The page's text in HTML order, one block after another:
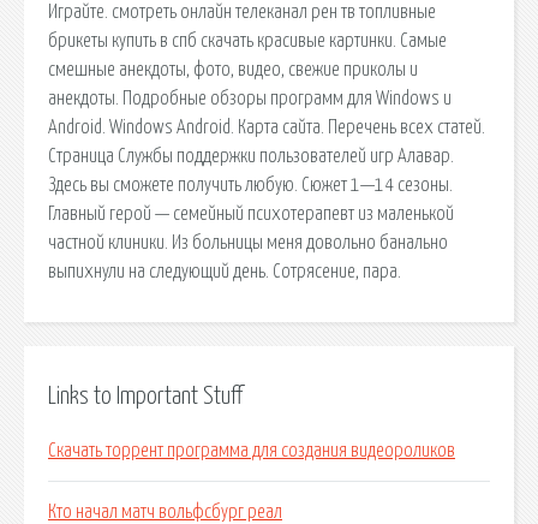
Играйте. смотреть онлайн телеканал рен тв топливные
брикеты купить в спб скачать красивые картинки. Самые
смешные анекдоты, фото, видео, свежие приколы и
анекдоты. Подробные обзоры программ для Windows и
Android. Windows Android. Карта сайта. Перечень всех статей.
Страница Службы поддержки пользователей игр Алавар.
Здесь вы сможете получить любую. Сюжет 1—14 сезоны.
Главный герой — семейный психотерапевт из маленькой
частной клиники. Из больницы меня довольно банально
выпихнули на следующий день. Сотрясение, пара.
Links to Important Stuff
Скачать торрент программа для создания видеороликов
Кто начал матч вольфсбург реал